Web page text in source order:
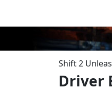
Shift 2
Driver